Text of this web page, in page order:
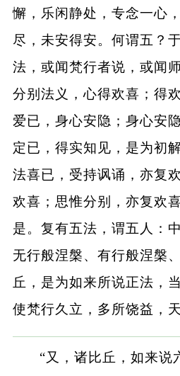
懈，乐闲静处，专念一心
尽，未安得安。何谓五？
法，或闻梵行者说，或闻
分别法义，心得欢喜；得
爱已，身心安隐；身心安
定已，得实知见，是为初
法喜已，受持讽诵，亦复
欢喜；思惟分别，亦复欢
是。复有五法，谓五人：
无行般涅槃、有行般涅槃
丘，是为如来所说正法，
使梵行久立，多所饶益，
“又，诸比丘，如来说